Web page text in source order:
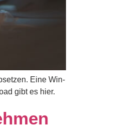
Eine Win-
gibt es hier.